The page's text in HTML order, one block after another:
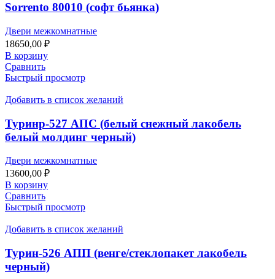
Sorrento 80010 (софт бьянка)
Двери межкомнатные
18650,00 ₽
В корзину
Сравнить
Быстрый просмотр
Добавить в список желаний
Туринр-527 АПС (белый снежный лакобель
белый молдинг черный)
Двери межкомнатные
13600,00 ₽
В корзину
Сравнить
Быстрый просмотр
Добавить в список желаний
Турин-526 АПП (венге/стеклопакет лакобель
черный)